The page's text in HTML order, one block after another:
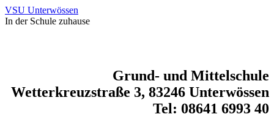
VSU Unterwössen
In der Schule zuhause
Grund- und Mittelschule
Wetterkreuzstraße 3, 83246 Unterwössen
Tel: 08641 6993 40